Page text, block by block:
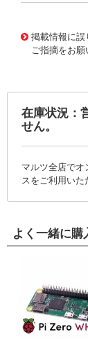
掲載情報に誤
ご指摘をお願
在庫状況：
せん。
マルツ全店で
スをご利用いた
よく一緒に購